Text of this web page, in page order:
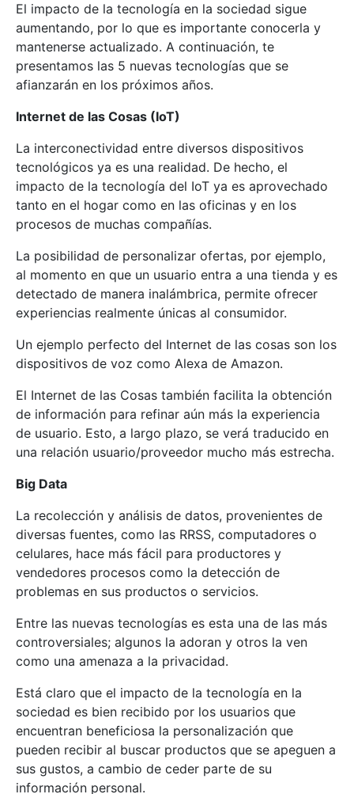
El impacto de la tecnología en la sociedad sigue
aumentando, por lo que es importante conocerla y
mantenerse actualizado. A continuación, te
presentamos las 5 nuevas tecnologías que se
afianzarán en los próximos años.
Internet de las Cosas (IoT)
La interconectividad entre diversos dispositivos
tecnológicos ya es una realidad. De hecho, el
impacto de la tecnología del IoT ya es aprovechado
tanto en el hogar como en las oficinas y en los
procesos de muchas compañías.
La posibilidad de personalizar ofertas, por ejemplo,
al momento en que un usuario entra a una tienda y es
detectado de manera inalámbrica, permite ofrecer
experiencias realmente únicas al consumidor.
Un ejemplo perfecto del Internet de las cosas son los
dispositivos de voz como Alexa de Amazon.
El Internet de las Cosas también facilita la obtención
de información para refinar aún más la experiencia
de usuario. Esto, a largo plazo, se verá traducido en
una relación usuario/proveedor mucho más estrecha.
Big Data
La recolección y análisis de datos, provenientes de
diversas fuentes, como las RRSS, computadores o
celulares, hace más fácil para productores y
vendedores procesos como la detección de
problemas en sus productos o servicios.
Entre las nuevas tecnologías es esta una de las más
controversiales; algunos la adoran y otros la ven
como una amenaza a la privacidad.
Está claro que el impacto de la tecnología en la
sociedad es bien recibido por los usuarios que
encuentran beneficiosa la personalización que
pueden recibir al buscar productos que se apeguen a
sus gustos, a cambio de ceder parte de su
información personal.